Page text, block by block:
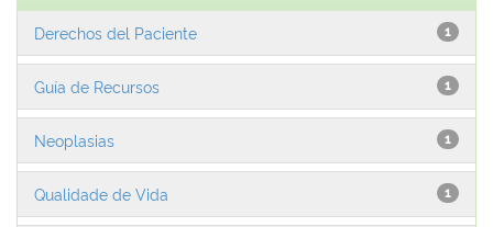
1
Derechos del Paciente
1
Guía de Recursos
1
Neoplasias
1
Qualidade de Vida